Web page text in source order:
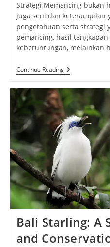
Strategi Memancing bukan
juga seni dan keterampilan
pengetahuan serta strategi
pemancing, hasil
keberuntungan, melainkan
Continue ReadingStrategi
Memancing
Dan
Trik
Hasil
Tangkapan
Bali Starling: A
and